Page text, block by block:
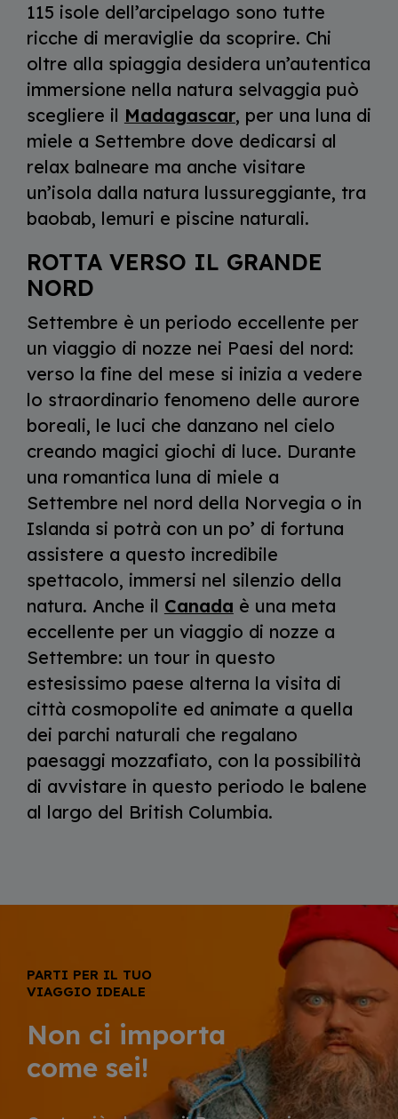
115 isole dell’arcipelago sono tutte
ricche di meraviglie da scoprire. Chi
oltre alla spiaggia desidera un’autentica
immersione nella natura selvaggia può
scegliere il Madagascar, per una luna di
miele a Settembre dove dedicarsi al
relax balneare ma anche visitare
un’isola dalla natura lussureggiante, tra
baobab, lemuri e piscine naturali.
ROTTA VERSO IL GRANDE
NORD
Settembre è un periodo eccellente per
un viaggio di nozze nei Paesi del nord:
verso la fine del mese si inizia a vedere
lo straordinario fenomeno delle aurore
boreali, le luci che danzano nel cielo
creando magici giochi di luce. Durante
una romantica luna di miele a
Settembre nel nord della Norvegia o in
Islanda si potrà con un po’ di fortuna
assistere a questo incredibile
spettacolo, immersi nel silenzio della
natura. Anche il Canada è una meta
eccellente per un viaggio di nozze a
Settembre: un tour in questo
estesissimo paese alterna la visita di
città cosmopolite ed animate a quella
dei parchi naturali che regalano
paesaggi mozzafiato, con la possibilità
di avvistare in questo periodo le balene
al largo del British Columbia.
PARTI PER IL TUO
VIAGGIO IDEALE
Non ci importa
come sei!